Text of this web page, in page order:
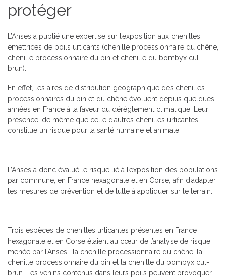
protéger
L’Anses a publié une expertise sur l’exposition aux chenilles
émettrices de poils urticants (chenille processionnaire du chêne,
chenille processionnaire du pin et chenille du bombyx cul-
brun).
En effet, les aires de distribution géographique des chenilles
processionnaires du pin et du chêne évoluent depuis quelques
années en France à la faveur du dérèglement climatique. Leur
présence, de même que celle d’autres chenilles urticantes,
constitue un risque pour la santé humaine et animale.
L’Anses a donc évalué le risque lié à l’exposition des populations
par commune, en France hexagonale et en Corse, afin d’adapter
les mesures de prévention et de lutte à appliquer sur le terrain.
Trois espèces de chenilles urticantes présentes en France
hexagonale et en Corse étaient au cœur de l’analyse de risque
menée par l’Anses : la chenille processionnaire du chêne, la
chenille processionnaire du pin et la chenille du bombyx cul-
brun. Les venins contenus dans leurs poils peuvent provoquer